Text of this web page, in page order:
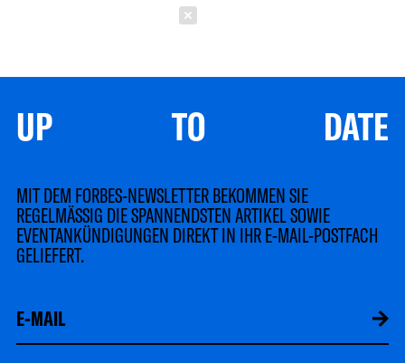
UP TO DATE
MIT DEM FORBES-NEWSLETTER BEKOMMEN SIE
REGELMÄSSIG DIE SPANNENDSTEN ARTIKEL SOWIE
EVENTANKÜNDIGUNGEN DIREKT IN IHR E-MAIL-POSTFACH
GELIEFERT.